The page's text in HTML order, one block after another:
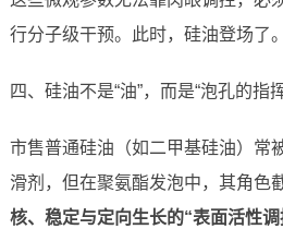
行分子级干预。此时，硅油登场了。
四、硅油不是“油”，而是“泡孔的指
市售普通硅油（如二甲基硅油）常
滑剂，但在聚氨酯发泡中，其角色
核、稳定与定向生长的“表面活性调